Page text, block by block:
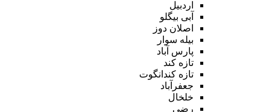
اردبیل
آبی بیگلو
اصلان دوز
بیله سوار
پارس آباد
تازه کند
تازه کندانگوت
جعفرآباد
خلخال
رضی